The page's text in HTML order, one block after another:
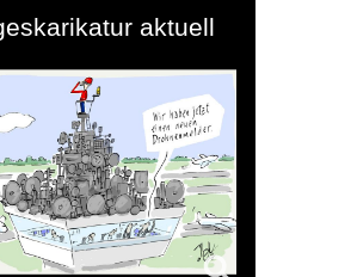
aktuell